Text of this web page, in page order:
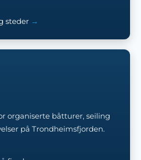
steder
organiserte båtturer, seiling
på Trondheimsfjorden.